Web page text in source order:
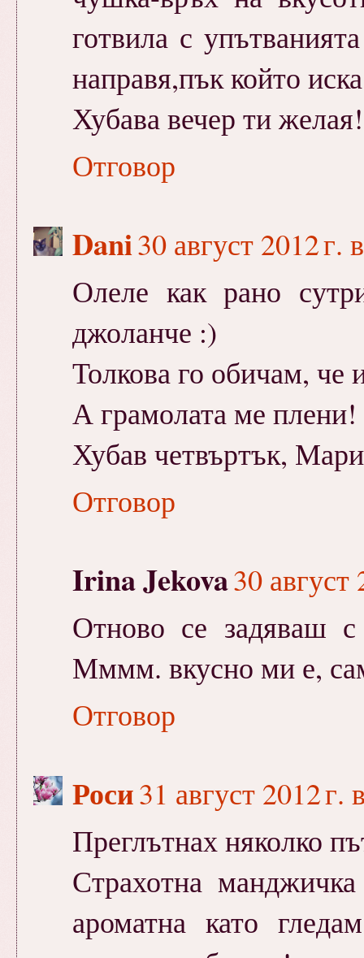
готвила с
направя,пък който
Хубава вечер ти желая!
Отговор
Dani30 август 2012 г.
Олеле как рано
джоланче :)
Толкова го обичам,
А грамолата ме плени!
Хубав четвъртък,
Отговор
Irina Jekova30 август
Отново се задяваш с
Мммм. вкусно ми е,
Отговор
Роси31 август 2012 г.
Преглътнах няколко
Страхотна
ароматна като